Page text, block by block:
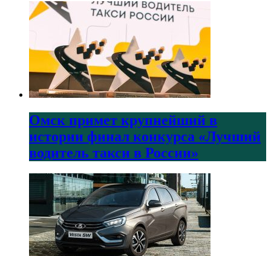
Омск примет крупнейший в
истории финал конкурса «Лучший
водитель такси в России»